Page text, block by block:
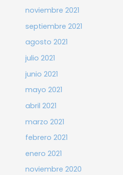
noviembre 2021
septiembre 2021
agosto 2021
julio 2021
junio 2021
mayo 2021
abril 2021
marzo 2021
febrero 2021
enero 2021
noviembre 2020